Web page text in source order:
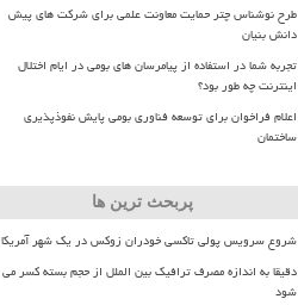
طرح نوشناس چتر حمایت معاونت علمی برای شرکت های پیش
دانش بنیان
تجربه شما در استفاده از پیامرسان های بومی در ایام اختلال
اینترنت چه طور بود؟
اعلام فراخوان برای توسعه فناوری بومی پایش نفوذپذیری
ساختمان
پربحث ترین ها
شروع سرویس پولی تاکسی خودران زوکس در یک شهر آمریکا
دقیقا به اندازه مصرف ترافیک بین الملل از حجم بسته کسر می
شود